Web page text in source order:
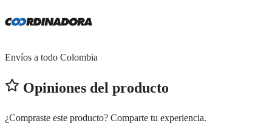
Envíos a todo Colombia
Opiniones del producto
¿Compraste este producto? Comparte tu experiencia.